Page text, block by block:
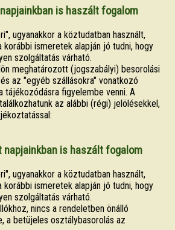
is haszált fogalom
ugyanakkor a köztudatban használt,
ismeretek alapján jó tudni, hogy
szolgáltatás várható.
meghatározott (jogszabályi) besorolási
az "egyéb szállásokra" vonatkozó
tájékozódásra figyelembe venni. A
az alábbi (régi) jelölésekkel,
is haszált fogalom
ugyanakkor a köztudatban használt,
ismeretek alapján jó tudni, hogy
szolgáltatás várható.
nincs a rendeletben önálló
a betüjeles osztálybasorolás az